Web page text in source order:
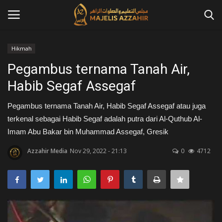
Home
Contact
Qosidah
Kajian Islam
Hikmah
Pegambus ternama Tanah Air,
Habib Segaf Assegaf
Pegambus ternama Tanah Air, Habib Segaf Assegaf atau juga
terkenal sebagai Habib Segaf adalah putra dari Al-Quthub Al-
Imam Abu Bakar bin Muhammad Assegaf, Gresik
Azzahir Media Nov 29, 2022 - 21:13 0 4712